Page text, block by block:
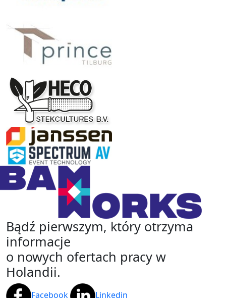
Bądź pierwszym, który otrzyma
informacje
o nowych ofertach pracy w
Holandii.
Facebook Linkedin